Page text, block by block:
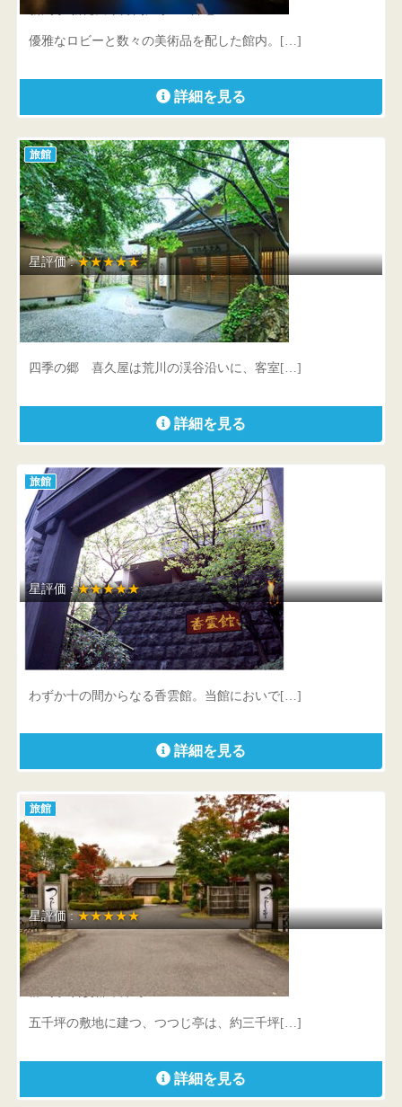
新潟県 新発田市月岡温泉453番地
優雅なロビーと数々の美術品を配した館内。[…]
詳細を見る
旅館
星評価 :★★★★★
四季の郷 喜久屋
新潟県 岩船郡関川村鷹の巣1076-1
四季の郷 喜久屋は荒川の渓谷沿いに、客室[…]
詳細を見る
旅館
星評価 :★★★★★
香雲館
群馬県 渋川市伊香保町伊香保175-1
わずか十の間からなる香雲館。当館においで[…]
詳細を見る
旅館
星評価 :★★★★★
つつじ亭
群馬県 吾妻郡草津町639-1
五千坪の敷地に建つ、つつじ亭は、約三千坪[…]
詳細を見る